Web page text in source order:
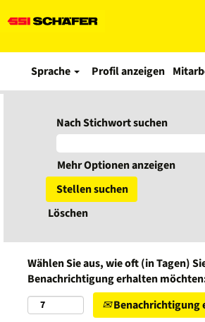
Sprache Profil anzeigen
Nach Stichwort suchen
Mehr Optionen anzeigen
Löschen
Wählen Sie aus, wie oft (in Tagen)
Benachrichtigung erhalten
Benachrichtigung